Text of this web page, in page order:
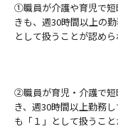
①職員が介護や育児で短
きも、週30時間以上の
として扱うことが認めら
②職員が育児・介護で短
き、週30時間以上勤務
も「１」として扱うこと